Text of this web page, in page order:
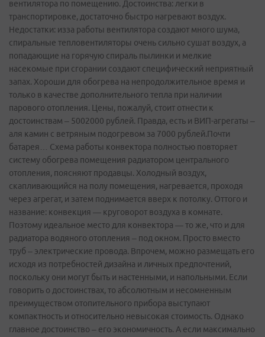
вентилятора по помещению. Достоинства: легки в
транспортировке, достаточно быстро нагревают воздух.
Недостатки: изза работы вентилятора создают много шума,
спиральные тепловентиляторы очень сильно сушат воздух, а
попадающие на горячую спираль пылинки и мелкие
насекомые при сгорании создают специфический неприятный
запах. Хороши для обогрева на непродолжительное время и
только в качестве дополнительного тепла при наличии
парового отопления. Цены, пожалуй, стоит отнести к
достоинствам – 5002000 рублей. Правда, есть и ВИП-агрегаты –
а­ля камин с ветряным подогревом за 7000 рублей.Почти
батарея… Схема работы конвектора полностью повторяет
систему обогрева помещения радиатором центрального
отопления, поясняют продавцы. Холодный воздух,
скапливающийся на полу помещения, нагревается, проходя
через агрегат, и затем поднимается вверх к потолку. Оттого и
название: конвекция — круговорот воздуха в комнате.
Поэтому идеальное место для конвектора — то же, что и для
радиатора водяного отопления – под окном. Просто вместо
труб – электрические провода. Впрочем, можно размещать его
исходя из потребностей дизайна и личных предпочтений,
поскольку они могут быть и настенными, и напольными. Если
говорить о достоинствах, то абсолютным и несомненным
преимуществом отопительного прибора выступают
компактность и относительно невысокая стоимость. Однако
главное достоинство – его экономичность. А если максимально